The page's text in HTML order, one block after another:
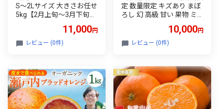
S～2Lサイズ 大きさお任せ
5kg【2月上旬～3月下旬頃
ーツ 果物 くだもの 蜜柑 柑
橘【ktn022】
11,000円
レビュー (0件)
定 数量限定 キズあり まぼ
ろし 幻 高級 甘い 果物 ミ
10,000円
レビュー (0件)